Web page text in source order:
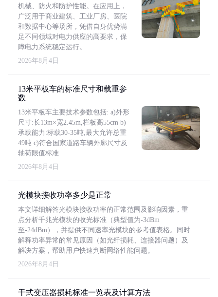
机械、防火和防护性能。在应用上，
广泛用于商业建筑、工业厂房、医院
和数据中心等场所，凭借自身优势满
足不同领域对电力供应的高要求，保
障电力系统稳定运行。
2026年8月4日
13米平板车的标准尺寸和载重参
数
13米平板车主要技术参数包括: a)外形
尺寸:长13m×宽2.45m,栏板高55cm b)
承载能力:标载30-35吨,最大允许总重
49吨 c)符合国家道路车辆外廓尺寸及
轴荷限值标准
2026年8月4日
光模块接收功率多少是正常
本文详细解答光模块接收功率的正常范围及影响因素，重
点分析千兆光模块的收光标准（典型值为-3dBm
至-24dBm），并提供不同速率光模块的参考值表格。同时
解释功率异常的常见原因（如光纤损耗、连接器问题）及
解决方案，帮助用户快速判断网络性能问题。
2026年8月4日
干式变压器损耗标准一览表及计算方法